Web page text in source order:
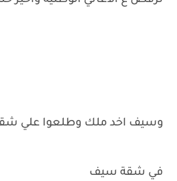
وسيف اخد ملك وطلعوا علي
في شقة سيف